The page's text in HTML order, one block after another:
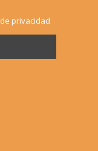
privacidad